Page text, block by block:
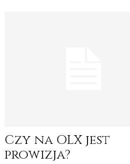
Czy na OLX jest
prowizja?